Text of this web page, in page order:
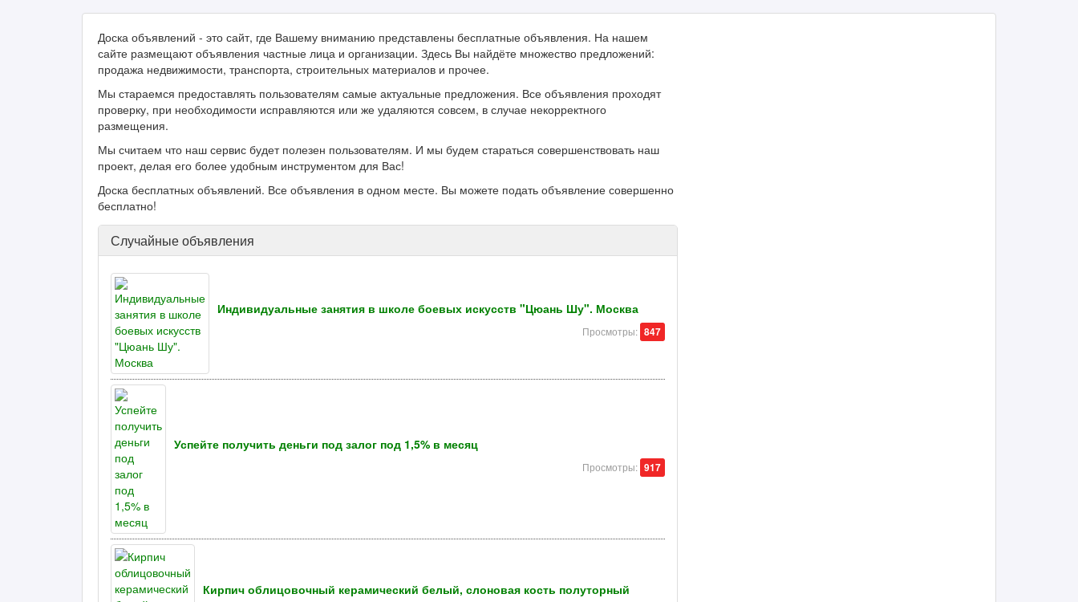
Доска объявлений - это сайт, где Вашему вниманию представлены бесплатные объявления. На нашем
сайте размещают объявления частные лица и организации. Здесь Вы найдёте множество предложений:
продажа недвижимости, транспорта, строительных материалов и прочее.
Мы стараемся предоставлять пользователям самые актуальные предложения. Все объявления проходят
проверку, при необходимости исправляются или же удаляются совсем, в случае некорректного
размещения.
Мы считаем что наш сервис будет полезен пользователям. И мы будем стараться совершенствовать наш
проект, делая его более удобным инструментом для Вас!
Доска бесплатных объявлений. Все объявления в одном месте. Вы можете подать объявление совершенно
бесплатно!
Случайные объявления
Индивидуальные занятия в школе боевых искусств "Цюань Шу". Москва
Просмотры: 847
Успейте получить деньги под залог под 1,5% в месяц
Просмотры: 917
Кирпич облицовочный керамический белый, слоновая кость полуторный